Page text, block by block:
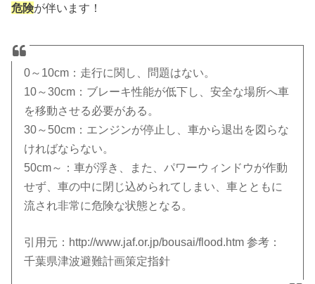
危険が伴います！
0～10cm：走行に関し、問題はない。
10～30cm：ブレーキ性能が低下し、安全な場所へ車
を移動させる必要がある。
30～50cm：エンジンが停止し、車から退出を図らな
ければならない。
50cm～：車が浮き、また、パワーウィンドウが作動
せず、車の中に閉じ込められてしまい、車とともに
流され非常に危険な状態となる。
引用元：http://www.jaf.or.jp/bousai/flood.htm 参考：
千葉県津波避難計画策定指針